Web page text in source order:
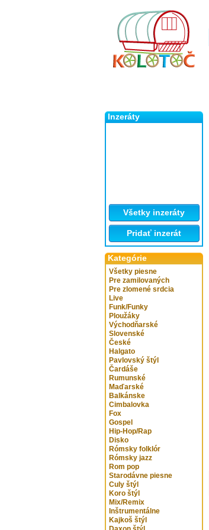
Inzeráty
Všetky inzeráty
Pridať inzerát
Kategórie
Všetky piesne
Pre zamilovaných
Pre zlomené srdcia
Live
Funk/Funky
Ploužáky
Východňarské
Slovenské
České
Halgato
Pavlovský štýl
Čardáše
Rumunské
Maďarské
Balkánske
Cimbalovka
Fox
Gospel
Hip-Hop/Rap
Disko
Rómsky folklór
Rómsky jazz
Rom pop
Starodávne piesne
Culy štýl
Koro štýl
Mix/Remix
Inštrumentálne
Kajkoš štýl